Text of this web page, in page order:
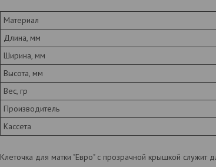
Материал
Длина, мм
Ширина, мм
Высота, мм
Вес, гр
Производитель
Кассета
Клеточка для матки "Евро" с прозрачной крышкой служит